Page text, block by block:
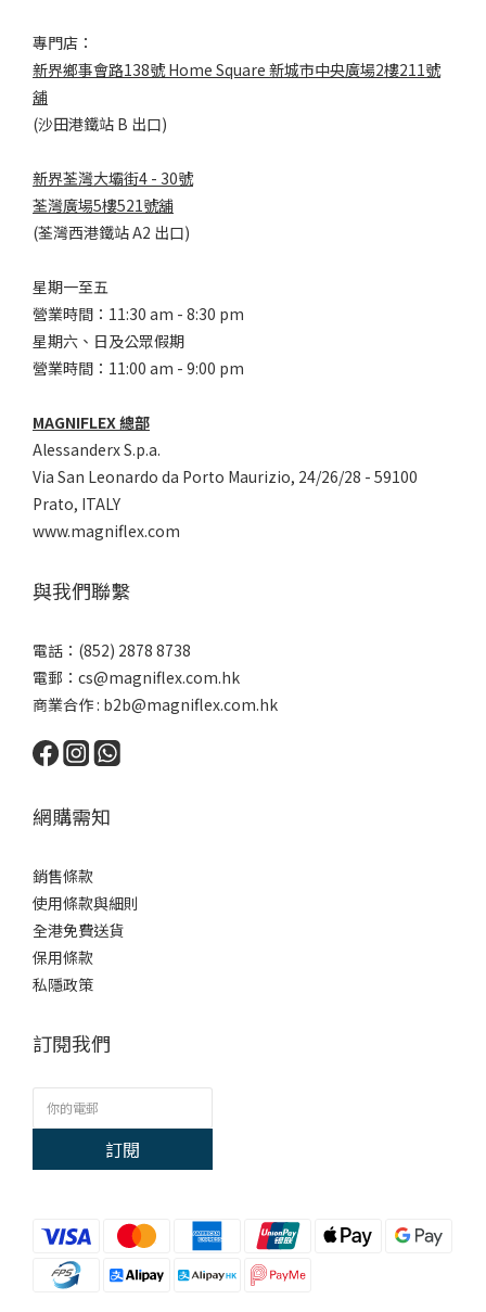
專門店：
新界鄉事會路138號 Home Square 新城市中央廣場2樓211號
舖
(沙田港鐵站 B 出口)
新界荃灣大壩街4 - 30號
荃灣廣場5樓521號舖
(荃灣西港鐵站 A2 出口)
星期一至五
營業時間：11:30 am - 8:30 pm
星期六、日及公眾假期
營業時間：11:00 am - 9:00 pm
MAGNIFLEX 總部
Alessanderx S.p.a.
Via San Leonardo da Porto Maurizio, 24/26/28 - 59100
Prato, ITALY
www.magniflex.com
與我們聯繫
電話：(852) 2878 8738
電郵： cs@magniflex.com.hk
商業合作 : b2b@magniflex.com.hk
網購需知
銷售條款
使用條款與細則
全港免費送貨
保用條款
私隱政策
訂閱我們
訂閱